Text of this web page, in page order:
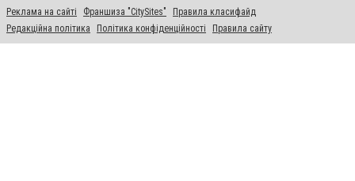
Реклама на сайті Франшиза "CitySites"
Правила класифайд
Редакційна політика
Політика конфіденційності Правила сайту